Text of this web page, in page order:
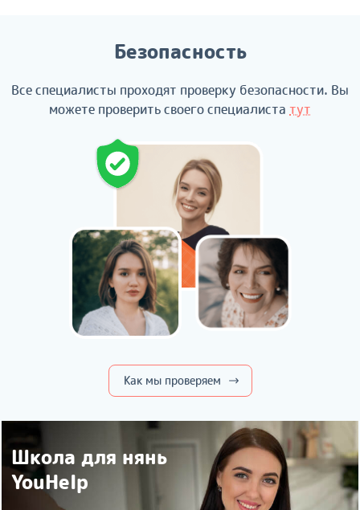
Безопасность
Все специалисты проходят проверку безопасности. Вы
можете проверить своего специалиста тут
Как мы проверяем
Школа для нянь
YouHelp